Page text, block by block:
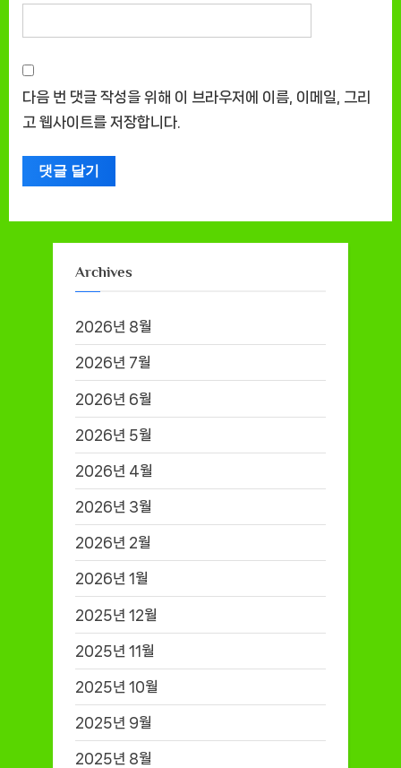
다음 번 댓글 작성을 위해 이 브라우저에 이름, 이메일, 그리
고 웹사이트를 저장합니다.
Archives
2026년 8월
2026년 7월
2026년 6월
2026년 5월
2026년 4월
2026년 3월
2026년 2월
2026년 1월
2025년 12월
2025년 11월
2025년 10월
2025년 9월
2025년 8월